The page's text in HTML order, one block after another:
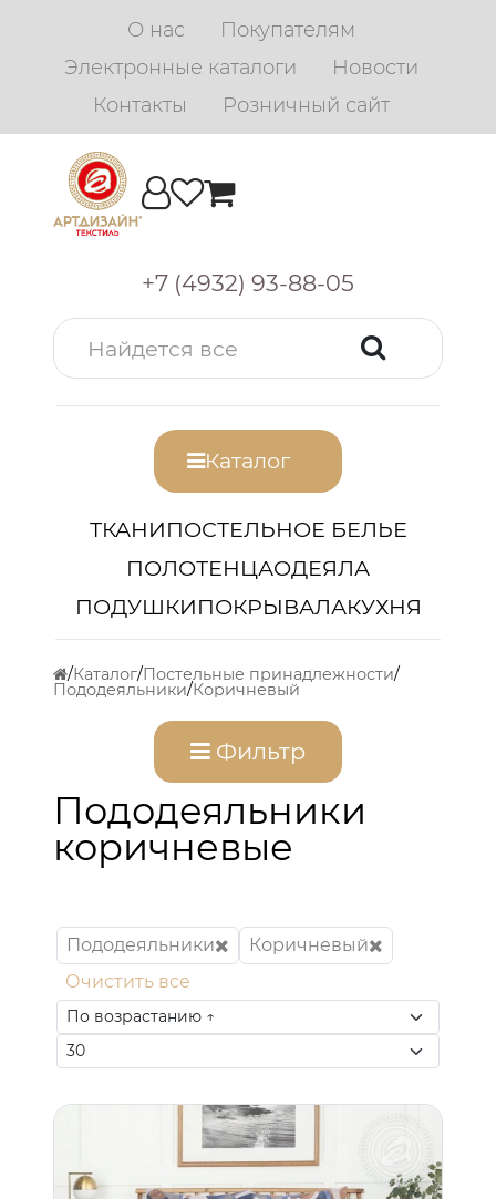
О нас
Покупателям
Электронные каталоги
Новости
Контакты
Розничный сайт
+7 (4932) 93-88-05
Каталог
ТКАНИПОСТЕЛЬНОЕ БЕЛЬЕ
ПОЛОТЕНЦАОДЕЯЛА
ПОДУШКИПОКРЫВАЛАКУХНЯ
Каталог Постельные принадлежности
Пододеяльники Коричневый
Фильтр
Пододеяльники
коричневые
Пододеяльники
Коричневый
Очистить все